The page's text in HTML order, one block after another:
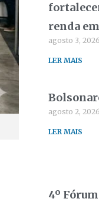
renda
agosto 3, 2026
LER MAIS
agosto 2, 2026
LER MAIS
4º